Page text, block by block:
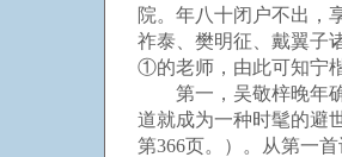
院。年八十闭户不出，
祚泰、樊明征、戴翼子
①的老师，由此可知宁
第一，吴敬梓晚年确
道就成为一种时髦的避
第366页。）。从第一